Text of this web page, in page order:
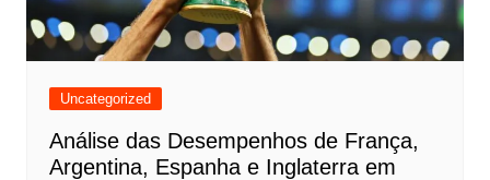
Uncategorized
Análise das Desempenhos de França,
Argentina, Espanha e Inglaterra em